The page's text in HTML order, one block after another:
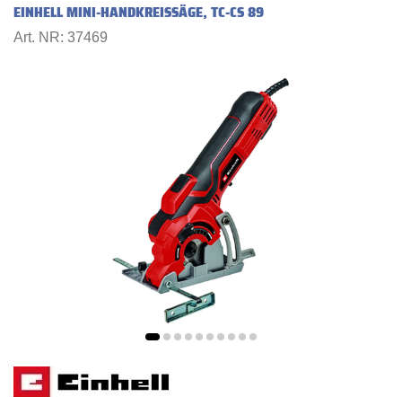
EINHELL MINI-HANDKREISSÄGE, TC-CS 89
Art. NR: 37469